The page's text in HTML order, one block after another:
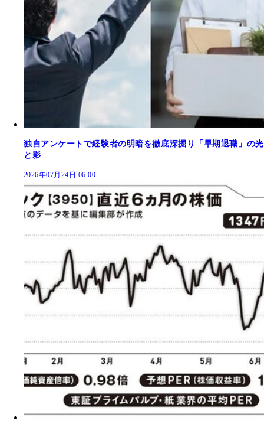
独自アンケートで経験者の明暗を徹底深掘り「早期退職」の光
と影
2026年07月24日 06:00